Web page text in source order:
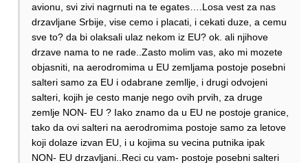
avionu, svi zivi nagrnuti na te egates….Losa vest za nas
drzavljane Srbije, vise cemo i placati, i cekati duze, a cemu
sve to? da bi olaksali ulaz nekom iz EU? ok. ali njihove
drzave nama to ne rade..Zasto molim vas, ako mi mozete
objasniti, na aerodromima u EU zemljama postoje posebni
salteri samo za EU i odabrane zemllje, i drugi odvojeni
salteri, kojih je cesto manje nego ovih prvih, za druge
zemlje NON- EU ? Iako znamo da u EU ne postoje granice,
tako da ovi salteri na aerodromima postoje samo za letove
koji dolaze izvan EU, i u kojima su vecina putnika ipak
NON- EU drzavljani..Reci cu vam- postoje posebni salteri